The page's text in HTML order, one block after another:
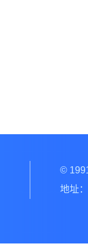
©
地址